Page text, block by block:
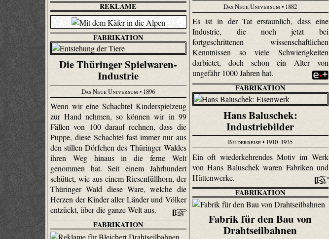
Das Neue Universum • 1882
Es ist in der Tat erstaunlich, dass eine
Industrie, die noch jetzt bei
fortgeschrittenen wissenschaftlichen
Kenntnissen so viele Schwierigkeiten
darbietet, doch schon ein Alter von
ungefähr 1000 Jahren hat.
REKLAME
FABRIKATION
Die Thüringer Spielwaren-
Industrie
Das Neue Universum • 1896
Wenn wir eine Schachtel Kinderspielzeug
zur Hand nehmen, so können wir in 99
Fällen von 100 darauf rechnen, dass die
Puppe, diese Schachtel fast immer nur aus
den stillen Dörfchen des Thüringer Waldes
ihren Weg hinaus in die ferne Welt
genommen hat. Seit einem Jahrhundert
schüttet, wie aus einem Riesenfüllhorn, der
Thüringer Wald diese Ware, welche die
Herzen der Kinder aller Länder und Völker
entzückt, über die ganze Welt aus.
FABRIKATION
Hans Baluschek:
Industriebilder
Bilderreise• 1910–1935
Ein oft wiederkehrendes Motiv im Werk
von Hans Baluschek waren Fabriken und
Hüttenwerke.
FABRIKATION
Fabrik für den Bau von
Drahtseilbahnen
FABRIKATION